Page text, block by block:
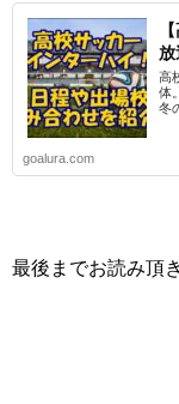
放
高
体
冬
goalura.com
最後までお読み頂